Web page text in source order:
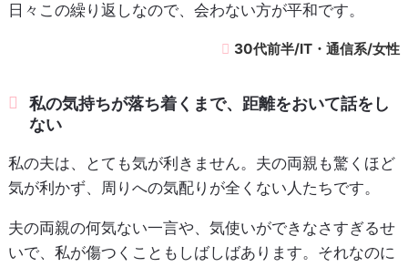
日々この繰り返しなので、会わない方が平和です。
30代前半/IT・通信系/女性
私の気持ちが落ち着くまで、距離をおいて話をし
ない
私の夫は、とても気が利きません。夫の両親も驚くほど
気が利かず、周りへの気配りが全くない人たちです。
夫の両親の何気ない一言や、気使いができなさすぎるせ
いで、私が傷つくこともしばしばあります。それなのに